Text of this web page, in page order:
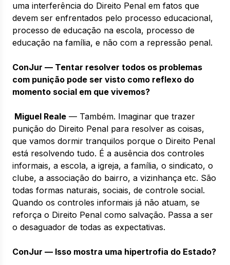
uma interferência do Direito Penal em fatos que
devem ser enfrentados pelo processo educacional,
processo de educação na escola, processo de
educação na família, e não com a repressão penal.
ConJur — Tentar resolver todos os problemas
com punição pode ser visto como reflexo do
momento social em que vivemos?
Miguel Reale — Também. Imaginar que trazer
punição do Direito Penal para resolver as coisas,
que vamos dormir tranquilos porque o Direito Penal
está resolvendo tudo. É a ausência dos controles
informais, a escola, a igreja, a família, o sindicato, o
clube, a associação do bairro, a vizinhança etc. São
todas formas naturais, sociais, de controle social.
Quando os controles informais já não atuam, se
reforça o Direito Penal como salvação. Passa a ser
o desaguador de todas as expectativas.
ConJur — Isso mostra uma hipertrofia do Estado?